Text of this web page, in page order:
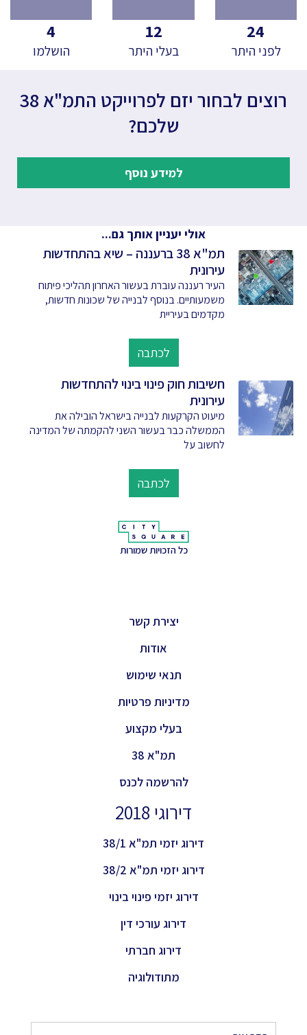
24
לפני היתר
12
בעלי היתר
4
הושלמו
רוצים לבחור יזם לפרוייקט התמ"א 38
שלכם?
למידע נוסף
אולי יעניין אותך גם...
תמ"א 38 ברעננה – שיא בהתחדשות
עירונית
העיר רעננה עוברת בעשור האחרון תהליכי פיתוח
משמעותיים. בנוסף לבנייה של שכונות חדשות,
מקדמים בעיריית
לכתבה
חשיבות חוק פינוי בינוי להתחדשות
עירונית
מיעוט הקרקעות לבנייה בישראל הובילה את
הממשלה כבר בעשור השני להקמתה של המדינה
לחשוב על
לכתבה
כל הזכויות שמורות
יצירת קשר
אודות
תנאי שימוש
מדיניות פרטיות
בעלי מקצוע
תמ"א 38
להרשמה לכנס
דירוגי 2018
דירוג יזמי תמ"א 38/1
דירוג יזמי תמ"א 38/2
דירוג יזמי פינוי בינוי
דירוג עורכי דין
דירוג חברתי
מתודולוגיה